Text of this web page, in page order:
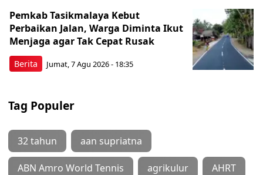
Berita
Pemkab Tasikmalaya Kebut
Perbaikan Jalan, Warga Diminta Ikut
Menjaga agar Tak Cepat Rusak
Jumat, 7 Agu 2026 - 18:35
Tag Populer
32 tahun aan supriatna
ABN Amro World Tennis agrikulur AHRT